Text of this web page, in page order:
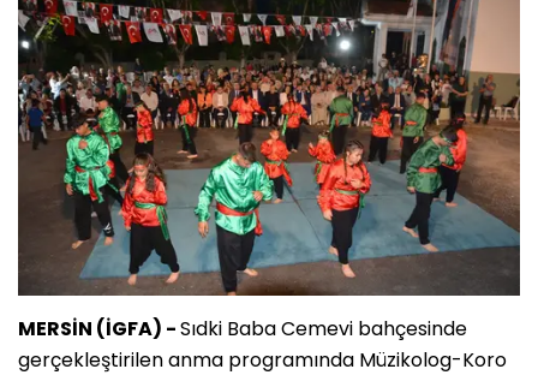
MERSİN (İGFA) -Sıdki Baba Cemevi bahçesinde
gerçekleştirilen anma programında Müzikolog-Koro